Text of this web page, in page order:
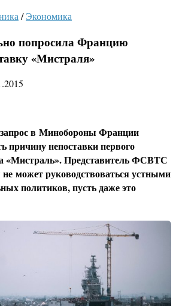
/ Экономика
попросила Францию
«Мистраля»
в Минобороны Франции
причину непоставки первого
«Мистраль». Представитель ФСВТС
не может руководствоваться устными
политиков, пусть даже это